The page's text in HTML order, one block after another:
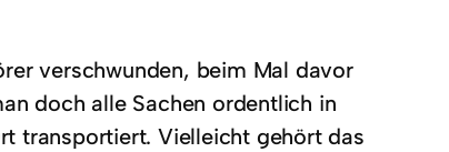
verschwunden, beim Mal davor
doch alle Sachen ordentlich in
transportiert. Vielleicht gehört das